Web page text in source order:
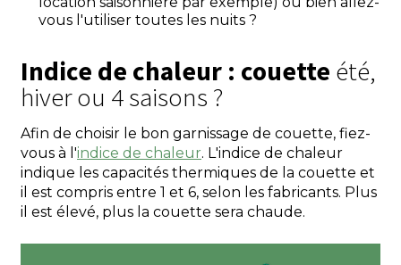
vous l'utiliser toutes les nuits ?
Indice de chaleur : couette été,
hiver ou 4 saisons ?
Afin de choisir le bon garnissage de couette, fiez-
vous à l'indice de chaleur. L'indice de chaleur
indique les capacités thermiques de la couette et
il est compris entre 1 et 6, selon les fabricants. Plus
il est élevé, plus la couette sera chaude.